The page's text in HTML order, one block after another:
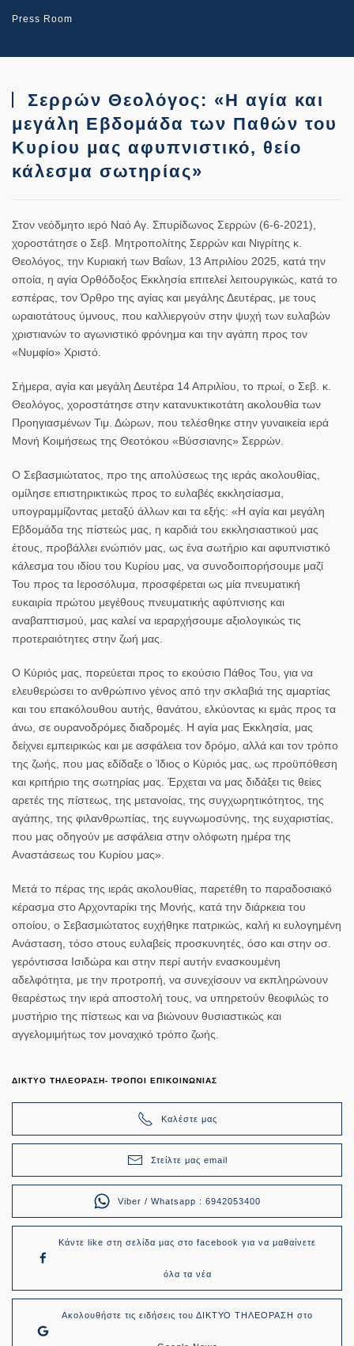
Press Room
Σερρών Θεολόγος: «Η αγία και
μεγάλη Εβδομάδα των Παθών του
Κυρίου μας αφυπνιστικό, θείο
κάλεσμα σωτηρίας»
Στον νεόδμητο ιερό Ναό Αγ. Σπυρίδωνος Σερρών (6-6-2021),
χοροστάτησε ο Σεβ. Μητροπολίτης Σερρών και Νιγρίτης κ.
Θεολόγος, την Κυριακή των Βαΐων, 13 Απριλίου 2025, κατά την
οποία, η αγία Ορθόδοξος Εκκλησία επιτελεί λειτουργικώς, κατά το
εσπέρας, τον Όρθρο της αγίας και μεγάλης Δευτέρας, με τους
ωραιοτάτους ύμνους, που καλλιεργούν στην ψυχή των ευλαβών
χριστιανών το αγωνιστικό φρόνημα και την αγάπη προς τον
«Νυμφίο» Χριστό.
Σήμερα, αγία και μεγάλη Δευτέρα 14 Απριλίου, το πρωί, ο Σεβ. κ.
Θεολόγος, χοροστάτησε στην κατανυκτικοτάτη ακολουθία των
Προηγιασμένων Τιμ. Δώρων, που τελέσθηκε στην γυναικεία ιερά
Μονή Κοιμήσεως της Θεοτόκου «Βύσσιανης» Σερρών.
Ο Σεβασμιώτατος, προ της απολύσεως της ιεράς ακολουθίας,
ομίλησε επιστηρικτικώς προς το ευλαβές εκκλησίασμα,
υπογραμμίζοντας μεταξύ άλλων και τα εξής: «Η αγία και μεγάλη
Εβδομάδα της πίστεώς μας, η καρδιά του εκκλησιαστικού μας
έτους, προβάλλει ενώπιόν μας, ως ένα σωτήριο και αφυπνιστικό
κάλεσμα του ιδίου του Κυρίου μας, να συνοδοιπορήσουμε μαζί
Του προς τα Ιεροσόλυμα, προσφέρεται ως μία πνευματική
ευκαιρία πρώτου μεγέθους πνευματικής αφύπνισης και
αναβαπτισμού, μας καλεί να ιεραρχήσουμε αξιολογικώς τις
προτεραιότητες στην ζωή μας.
Ο Κύριός μας, πορεύεται προς το εκούσιο Πάθος Του, για να
ελευθερώσει το ανθρώπινο γένος από την σκλαβιά της αμαρτίας
και του επακόλουθου αυτής, θανάτου, ελκύοντας κι εμάς προς τα
άνω, σε ουρανοδρόμες διαδρομές. Η αγία μας Εκκλησία, μας
δείχνει εμπειρικώς και με ασφάλεια τον δρόμο, αλλά και τον τρόπο
της ζωής, που μας εδίδαξε ο Ίδιος ο Κύριός μας, ως προϋπόθεση
και κριτήριο της σωτηρίας μας. Έρχεται να μας διδάξει τις θείες
αρετές της πίστεως, της μετανοίας, της συγχωρητικότητος, της
αγάπης, της φιλανθρωπίας, της ευγνωμοσύνης, της ευχαριστίας,
που μας οδηγούν με ασφάλεια στην ολόφωτη ημέρα της
Αναστάσεως του Κυρίου μας».
Μετά το πέρας της ιεράς ακολουθίας, παρετέθη το παραδοσιακό
κέρασμα στο Αρχονταρίκι της Μονής, κατά την διάρκεια του
οποίου, ο Σεβασμιώτατος ευχήθηκε πατρικώς, καλή κι ευλογημένη
Ανάσταση, τόσο στους ευλαβείς προσκυνητές, όσο και στην οσ.
γερόντισσα Ισιδώρα και στην περί αυτήν ενασκουμένη
αδελφότητα, με την προτροπή, να συνεχίσουν να εκπληρώνουν
θεαρέστως την ιερά αποστολή τους, να υπηρετούν θεοφιλώς το
μυστήριο της πίστεως και να βιώνουν θυσιαστικώς και
αγγελομιμήτως τον μοναχικό τρόπο ζωής.
ΔΙΚΤΥΟ ΤΗΛΕΟΡΑΣΗ- ΤΡΟΠΟΙ ΕΠΙΚΟΙΝΩΝΙΑΣ
Καλέστε μας
Στείλτε μας email
Viber / Whatsapp : 6942053400
Κάντε like στη σελίδα μας στο facebook για να μαθαίνετε
όλα τα νέα
Ακολουθήστε τις ειδήσεις του ΔΙΚΤΥΟ ΤΗΛΕΟΡΑΣΗ στο